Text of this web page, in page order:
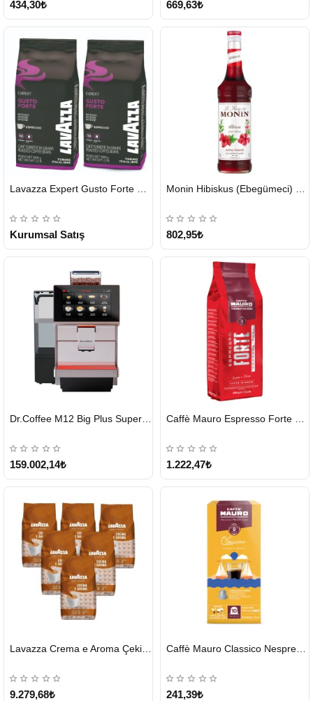
434,30₺ 669,63₺
GÖNDERİ
Kurumsal Satış
GÖNDERİ
802,95₺
GÖNDERİ
159.002,14₺
GÖNDERİ
1.222,47₺
GÖNDERİ
9.279,68₺
GÖNDERİ
Caffè Mauro Classico Nespresso Kapsül
241,39₺